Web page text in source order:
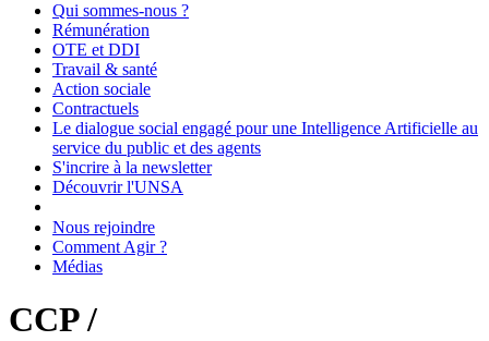
Qui sommes-nous ?
Rémunération
OTE et DDI
Travail & santé
Action sociale
Contractuels
Le dialogue social engagé pour une Intelligence Artificielle au
service du public et des agents
S'incrire à la newsletter
Découvrir l'UNSA
Nous rejoindre
Comment Agir ?
Médias
CCP /